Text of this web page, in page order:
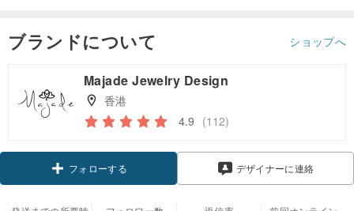
ブランドについて ショップへ
Majade Jewelry Design
香港
4.9 (112)
フォローする デザイナーに連絡